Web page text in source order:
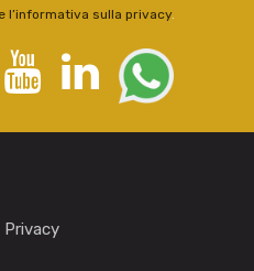
l’informativa sulla privacy.
Privacy